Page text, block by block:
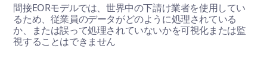
間接EORモデルでは、世界中の下請け業者を使用してい
るため、従業員のデータがどのように処理されている
か、または誤って処理されていないかを可視化または監
視することはできません